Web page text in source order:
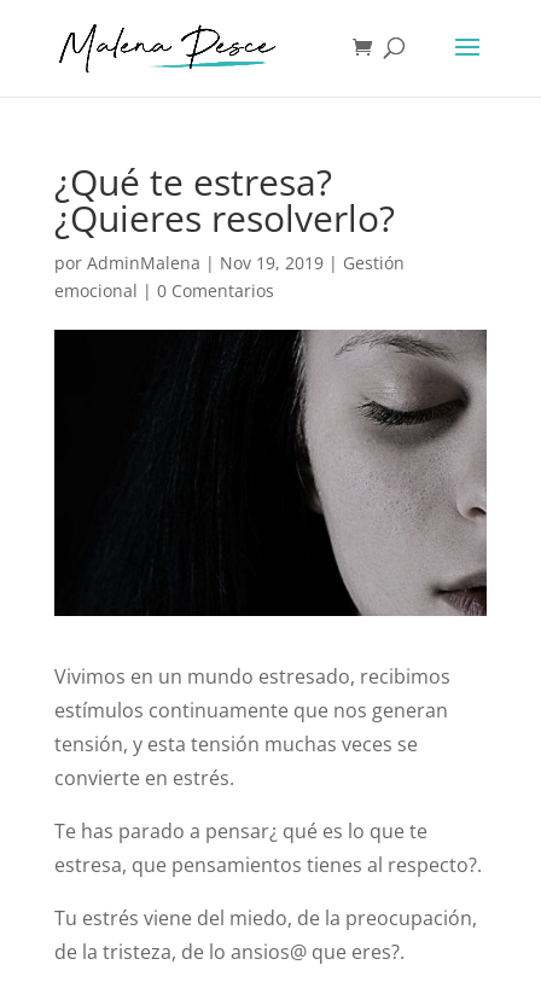
¿Qué te estresa?
¿Quieres resolverlo?
por AdminMalena | Nov 19, 2019| Gestión
emocional | 0 Comentarios
Vivimos en un mundo estresado, recibimos
estímulos continuamente que nos generan
tensión, y esta tensión muchas veces se
convierte en estrés.
Te has parado a pensar¿ qué es lo que te
estresa, que pensamientos tienes al respecto?.
Tu estrés viene del miedo, de la preocupación,
de la tristeza, de lo ansios@ que eres?.